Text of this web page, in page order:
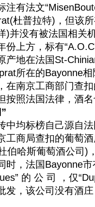
有法文
杜普拉特)，但该
)并没有被法国相关
上方，标有
产地在法国St-
所在的Bayonne
南京工商部门查扣
按照法国法律，酒
均标榜自己源自法
工商局查扣的葡萄
伯哈斯葡萄酒公司)
时，法国Bayonne
的 公 司 ，仅
发，该公司没有酒